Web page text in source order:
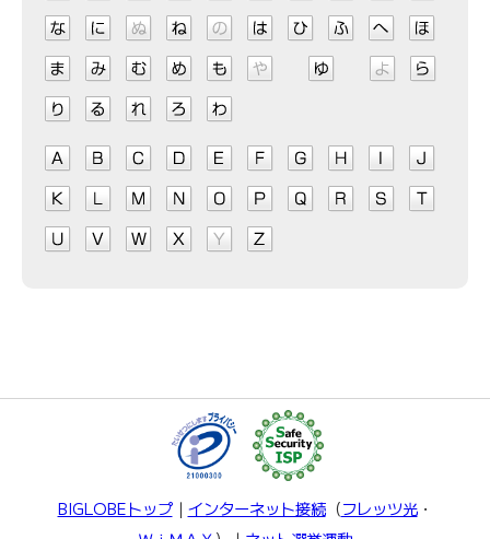
BIGLOBEトップ｜ インターネット接続（フレッツ光・